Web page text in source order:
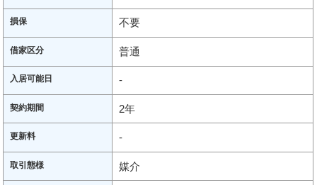
損保 不要
借家区分 普通
入居可能日 -
契約期間 2年
更新料 -
取引態様 媒介